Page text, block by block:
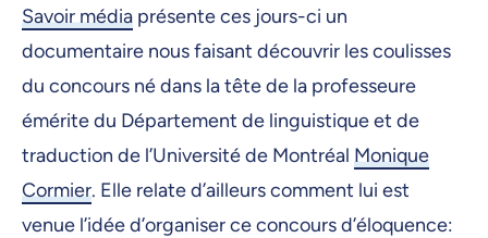
Savoir média présente ces jours-ci un
documentaire nous faisant découvrir les coulisses
du concours né dans la tête de la professeure
émérite du Département de linguistique et de
traduction de l’Université de Montréal Monique
Cormier. Elle relate d’ailleurs comment lui est
venue l’idée d’organiser ce concours d’éloquence: